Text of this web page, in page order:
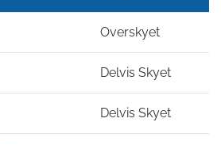
Overskyet
Delvis Skyet
Delvis Skyet